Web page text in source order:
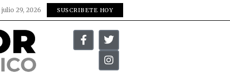
julio 29, 2026 SUSCRIBETE HOY